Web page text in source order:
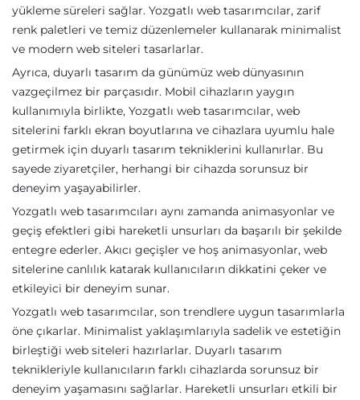
yükleme süreleri sağlar. Yozgatlı web tasarımcılar, zarif
renk paletleri ve temiz düzenlemeler kullanarak minimalist
ve modern web siteleri tasarlarlar.
Ayrıca, duyarlı tasarım da günümüz web dünyasının
vazgeçilmez bir parçasıdır. Mobil cihazların yaygın
kullanımıyla birlikte, Yozgatlı web tasarımcılar, web
sitelerini farklı ekran boyutlarına ve cihazlara uyumlu hale
getirmek için duyarlı tasarım tekniklerini kullanırlar. Bu
sayede ziyaretçiler, herhangi bir cihazda sorunsuz bir
deneyim yaşayabilirler.
Yozgatlı web tasarımcıları aynı zamanda animasyonlar ve
geçiş efektleri gibi hareketli unsurları da başarılı bir şekilde
entegre ederler. Akıcı geçişler ve hoş animasyonlar, web
sitelerine canlılık katarak kullanıcıların dikkatini çeker ve
etkileyici bir deneyim sunar.
Yozgatlı web tasarımcılar, son trendlere uygun tasarımlarla
öne çıkarlar. Minimalist yaklaşımlarıyla sadelik ve estetiğin
birleştiği web siteleri hazırlarlar. Duyarlı tasarım
teknikleriyle kullanıcıların farklı cihazlarda sorunsuz bir
deneyim yaşamasını sağlarlar. Hareketli unsurları etkili bir